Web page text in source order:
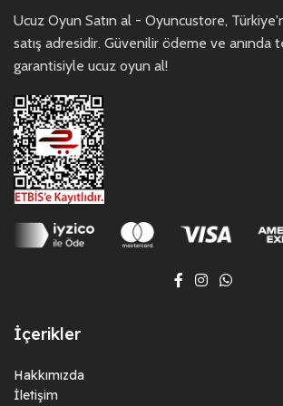
Ucuz Oyun Satın al - Oyuncustore,
satış adresidir. Güvenilir ödeme ve anında
garantisiyle ucuz oyun al!
İçerikler
Hakkımızda
İletişim